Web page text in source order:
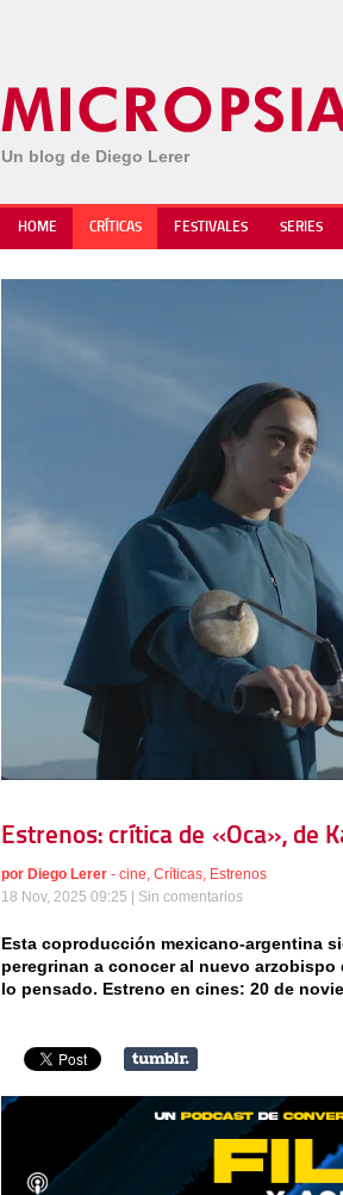
Un blog de Diego Lerer
HOME CRÍTICAS FESTIVALES SERIES
Estrenos: crítica de «Oca», de
por Diego Lerer - cine, Críticas, Estrenos
18 Nov, 2025 09:25 | Sin comentarios
Esta coproducción mexicano-argentina
peregrinan a conocer al nuevo
lo pensado. Estreno en cines: 20 de